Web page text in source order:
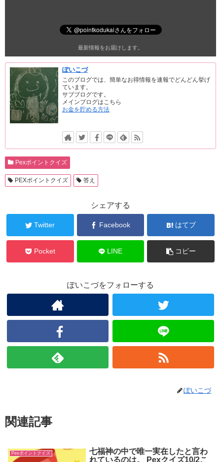
最新情報をお届けします。
ぽいこづ
このブログでは、簡単なお得情報を速報でどんどん挙げ
ています。
サブブログです。
メインブログはこちら
お金を貯める方法
Pexポイントクイズ
PEXポイントクイズ 答え
シェアする
Twitter Facebook はてブ
Pocket LINE コピー
ぽいこづをフォローする
ぽいこづ
関連記事
Pexポイントクイズ
七福神の中で唯一実在したと言わ
れているのは。 Pexクイズ10/2こ